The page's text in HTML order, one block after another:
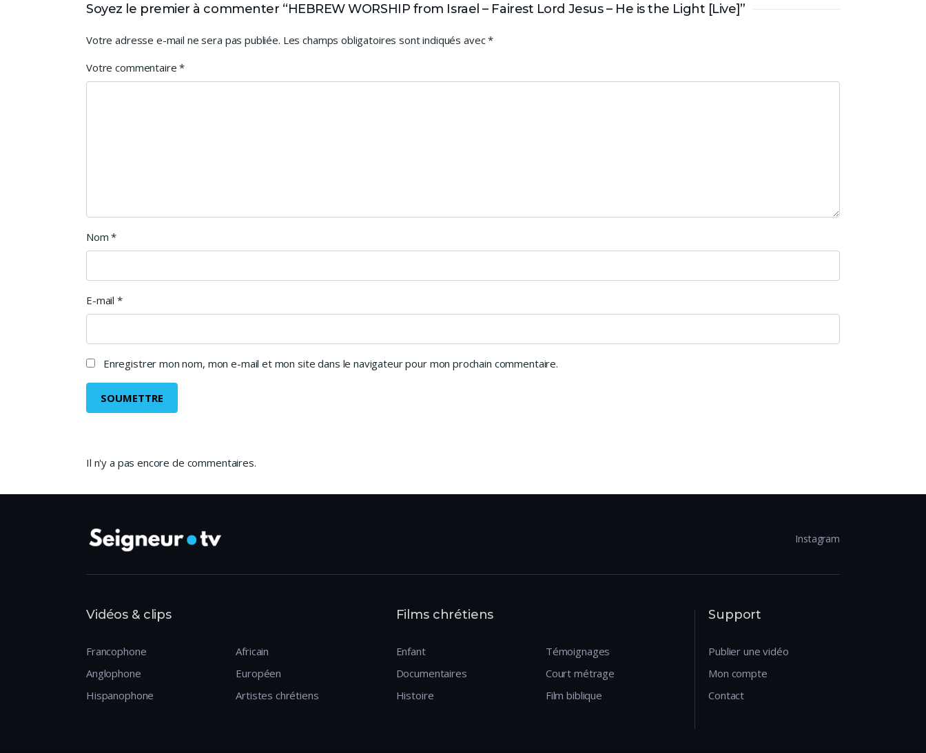
Soyez le premier à commenter “HEBREW WORSHIP from Israel – Fairest Lord Jesus – He is the Light [Live]”
Votre adresse e-mail ne sera pas publiée. Les champs obligatoires sont indiqués avec*
Votre commentaire*
Nom*
E-mail *
Enregistrer mon nom, mon e-mail et mon site dans le navigateur pour mon prochain commentaire.
Il n'y a pas encore de commentaires.
Instagram
Vidéos & clips
Francophone
Anglophone
Hispanophone
Africain
Européen
Artistes chrétiens
Films chrétiens
Enfant
Documentaires
Histoire
Témoignages
Court métrage
Film biblique
Support
Publier une vidéo
Mon compte
Contact